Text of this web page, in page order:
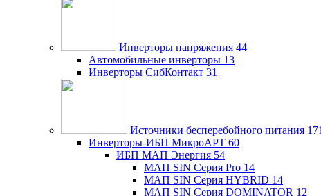
Инверторы напряжения 44
Автомобильные инверторы 13
Инверторы СибКонтакт 31
Источники бесперебойного питания 171
Инверторы-ИБП МикроАРТ 60
ИБП МАП Энергия 54
МАП SIN Серия Pro 14
МАП SIN Серия HYBRID 14
МАП SIN Серия DOMINATOR 12